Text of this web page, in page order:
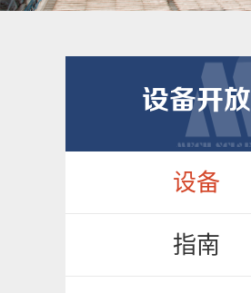
设备开放
设备
指南